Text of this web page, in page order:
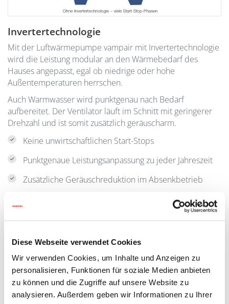
Diese Webseite verwendet Cookies
Wir verwenden Cookies, um Inhalte und Anzeigen zu
personalisieren, Funktionen für soziale Medien anbieten
zu können und die Zugriffe auf unsere Website zu
analysieren. Außerdem geben wir Informationen zu Ihrer
Invertertechnologie
Mit der Luftwärmepumpe vampair mit Invertertechnologie
wird die Leistung modular an den Wärmebedarf des
Hauses angepasst, egal ob niedrige oder hohe
Außentemperaturen herrschen.
Auch Warmwasser wird punktgenau nach Bedarf
aufbereitet. Der Ventilator läuft im Schnitt mit geringerer
Drehzahl und ist somit zusätzlich geräuscharm.
Keine unwirtschaftlichen Start-Stops
Punktgenaue Leistungsanpassung zu jeder Jahreszeit
Zusätzliche Geräuschreduktion im Absenkbetrieb